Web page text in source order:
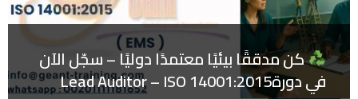
كن مدققًا بيئيًا معتمدًا دوليًا – سجّل الآن
في دورةLead Auditor – ISO 14001:2015